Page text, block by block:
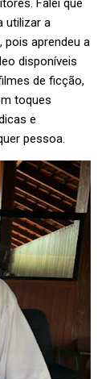
utilizar a
pois aprendeu a
disponíveis
de ficção,
toques
e
pessoa.